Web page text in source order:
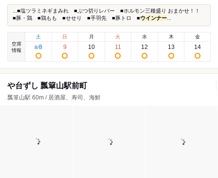
...■塩ツラミネギまみれ ■ぶつ切りレバー ■ホルモン三種盛り おまかせ！！
■豚・鶏 ■鶏もも ■せせり ■手羽先 ■豚トロ ■ウインナー
空席
情報
土
8/8
日
9
月
10
火
11
水
12
木
13
金
14
や台ずし 瓢簞山駅前町
瓢箪山駅 60m / 居酒屋、寿司、海鮮